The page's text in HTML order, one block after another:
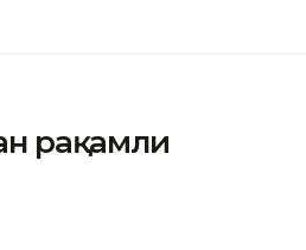
рақамли